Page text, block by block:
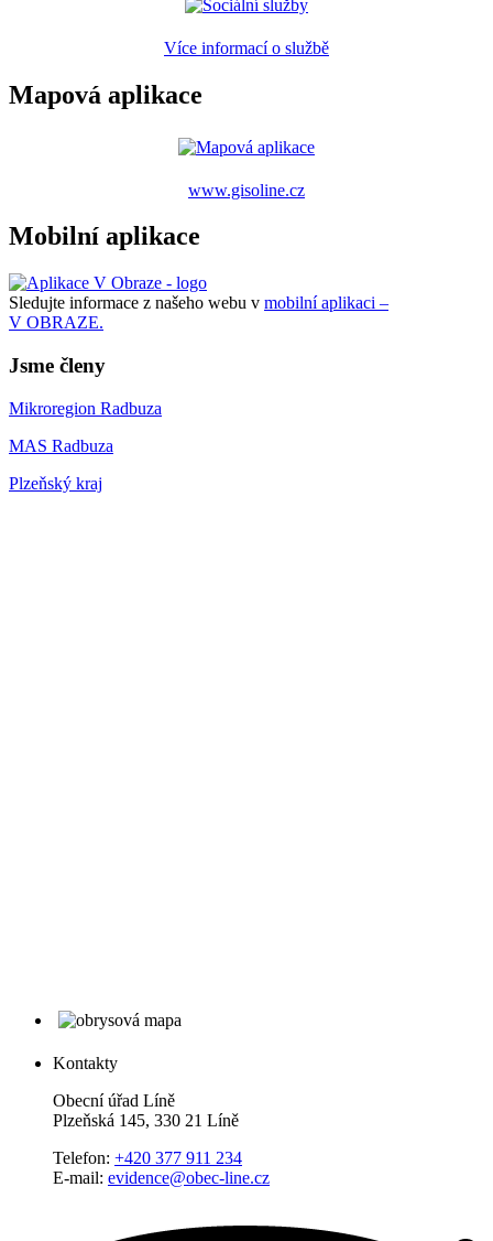
Více informací o službě
Mapová aplikace
www.gisoline.cz
Mobilní aplikace
Sledujte informace z našeho webu v mobilní aplikaci –
V OBRAZE.
Jsme členy
Mikroregion Radbuza
MAS Radbuza
Plzeňský kraj
Kontakty
Obecní úřad Líně
Plzeňská 145, 330 21 Líně
Telefon: +420 377 911 234
E-mail: evidence@obec-line.cz